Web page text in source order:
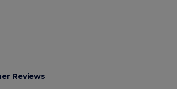
Reviews